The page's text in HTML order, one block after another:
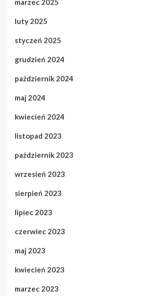
marzec 2025
luty 2025
styczeń 2025
grudzień 2024
październik 2024
maj 2024
kwiecień 2024
listopad 2023
październik 2023
wrzesień 2023
sierpień 2023
lipiec 2023
czerwiec 2023
maj 2023
kwiecień 2023
marzec 2023